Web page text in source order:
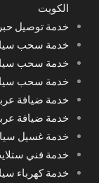
الكويت
خدمة توصيل
خدمة سحب
خدمة سحب
خدمة سحب
خدمة ضيافة عربية الكويت
خدمة ضيافة
خدمة غسيل
خدمة فني
خدمة كهرباء